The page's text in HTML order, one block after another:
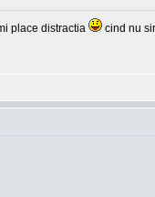
place distractia
cind nu